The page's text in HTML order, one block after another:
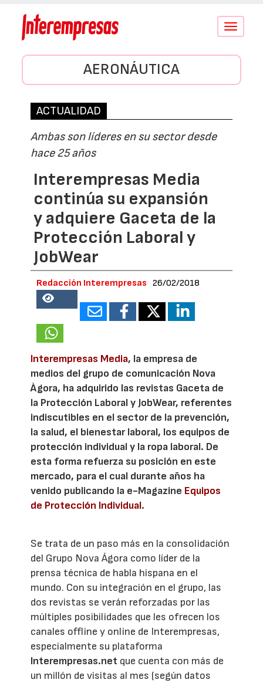
Conmutar
AERONÁUTICA
ACTUALIDAD
Ambas son líderes en su sector desde
hace 25 años
Interempresas Media
continúa su expansión
y adquiere Gaceta de la
Protección Laboral y
JobWear
Redacción Interempresas 26/02/2018
38192
Interempresas Media, la empresa de
medios del grupo de comunicación Nova
Àgora, ha adquirido las revistas Gaceta de
la Protección Laboral y JobWear, referentes
indiscutibles en el sector de la prevención,
la salud, el bienestar laboral, los equipos de
protección individual y la ropa laboral. De
esta forma refuerza su posición en este
mercado, para el cual durante años ha
venido publicando la e-Magazine Equipos
de Protección Individual.
Se trata de un paso más en la consolidación
del Grupo Nova Ágora como líder de la
prensa técnica de habla hispana en el
mundo. Con su integración en el grupo, las
dos revistas se verán reforzadas por las
múltiples posibilidades que les ofrecen los
canales offline y online de Interempresas,
especialmente su plataforma
Interempresas.net que cuenta con más de
un millón de visitas al mes (según datos